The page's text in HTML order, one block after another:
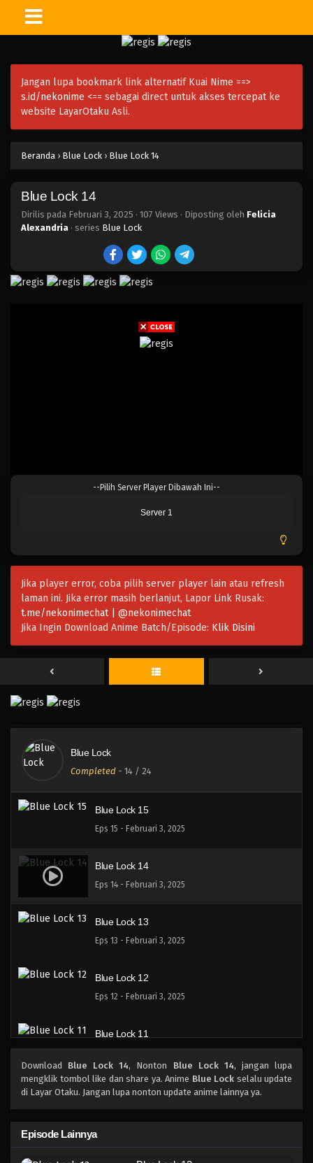
Jangan lupa bookmark link alternatif Kuai Nime ==>
s.id/nekonime <== sebagai direct untuk akses tercepat ke
website LayarOtaku Asli.
Beranda › Blue Lock › Blue Lock 14
Blue Lock 14
Dirilis pada Februari 3, 2025 · 107 Views · Diposting oleh Felicia
Alexandria · series Blue Lock
--Pilih Server Player Dibawah Ini--
Server 1
Jika player error, coba pilih server player lain atau refresh
laman ini. Jika error masih berlanjut, Lapor Link Rusak:
t.me/nekonimechat | @nekonimechat
Jika Ingin Download Anime Batch/Episode: Klik Disini
Blue Lock
Completed - 14 / 24
Eps 24 - Februari 3, 2025
Blue Lock 21
Eps 21 - Februari 3, 2025
Blue Lock 19
Eps 19 - Februari 3, 2025
Eps 18 - Februari 3, 2025
Eps 16 - Februari 3, 2025
Blue Lock 15
Eps 15 - Februari 3, 2025
Blue Lock 14
Eps 14 - Februari 3, 2025
Blue Lock 13
Eps 13 - Februari 3, 2025
Blue Lock 12
Eps 12 - Februari 3, 2025
Blue Lock 11
Blue Lock 10
Eps 10 - Februari 3, 2025
Blue Lock 9
Download Blue Lock 14, Nonton Blue Lock 14, jangan lupa
mengklik tombol like dan share ya. Anime Blue Lock selalu update
di Layar Otaku. Jangan lupa nonton update anime lainnya ya.
Episode Lainnya